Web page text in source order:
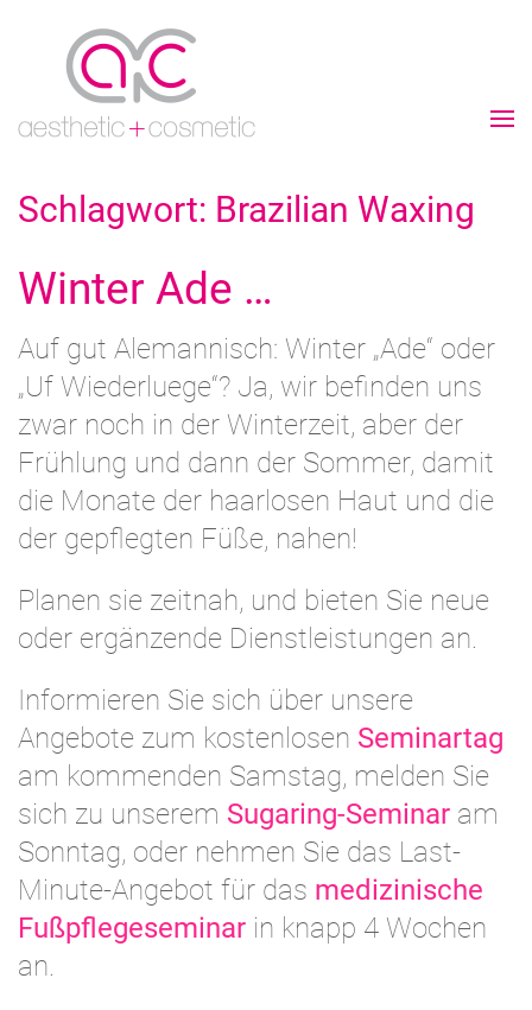
Schlagwort: Brazilian Waxing
Winter Ade …
Auf gut Alemannisch: Winter „Ade“ oder
„Uf Wiederluege“? Ja, wir befinden uns
zwar noch in der Winterzeit, aber der
Frühlung und dann der Sommer, damit
die Monate der haarlosen Haut und die
der gepflegten Füße, nahen!
Planen sie zeitnah, und bieten Sie neue
oder ergänzende Dienstleistungen an.
Informieren Sie sich über unsere
Angebote zum kostenlosen Seminartag
am kommenden Samstag, melden Sie
sich zu unserem Sugaring-Seminar am
Sonntag, oder nehmen Sie das Last-
Minute-Angebot für das medizinische
Fußpflegeseminar in knapp 4 Wochen
an.